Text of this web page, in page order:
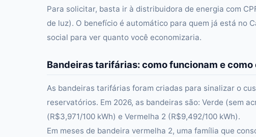
Para solicitar, basta ir à distribuidora de energia com
de luz). O benefício é automático para quem já está no
social para ver quanto você economizaria.
Bandeiras tarifárias: como funcionam e
As bandeiras tarifárias foram criadas para sinalizar o
reservatórios. Em 2026, as bandeiras são: Verde (sem
(R$3,971/100 kWh) e Vermelha 2 (R$9,492/100 kWh).
Em meses de bandeira vermelha 2, uma família que